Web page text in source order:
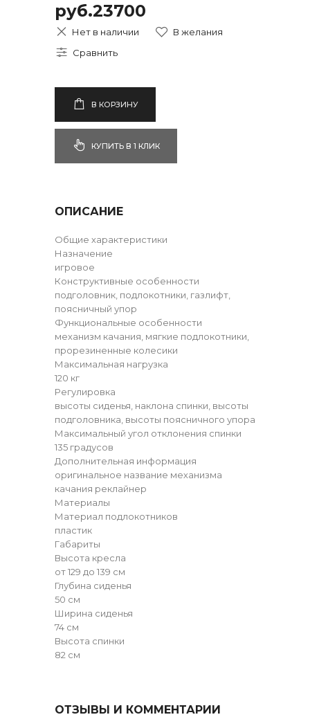
руб.23700
Нет в наличии
В КОРЗИНУ
КУПИТЬ В 1 КЛИК
ОПИСАНИЕ
Общие характеристики
Назначение
игровое
Конструктивные особенности
подголовник, подлокотники, газлифт,
поясничный упор
Функциональные особенности
механизм качания, мягкие подлокотники,
прорезиненные колесики
Максимальная нагрузка
120 кг
Регулировка
высоты сиденья, наклона спинки, высоты
подголовника, высоты поясничного упора
Максимальный угол отклонения спинки
135 градусов
Дополнительная информация
оригинальное название механизма
качания реклайнер
Материалы
Материал подлокотников
пластик
Габариты
Высота кресла
от 129 до 139 см
Глубина сиденья
50 см
Ширина сиденья
74 см
Высота спинки
82 см
ОТЗЫВЫ И КОММЕНТАРИИ